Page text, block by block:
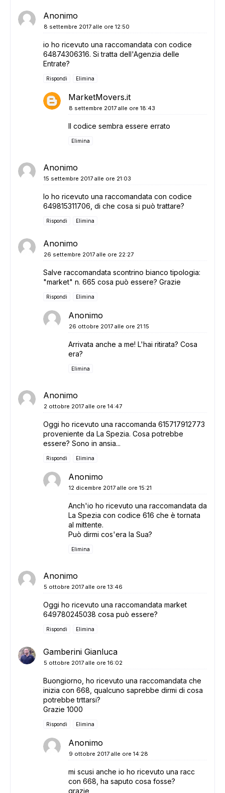
Anonimo
8 settembre 2017 alle ore 12:50
io ho ricevuto una raccomandata con codice
64874306316. Si tratta dell'Agenzia delle
Entrate?
Rispondi Elimina
MarketMovers.it
8 settembre 2017 alle ore 18:43
Il codice sembra essere errato
Elimina
Anonimo
15 settembre 2017 alle ore 21:03
Io ho ricevuto una raccomandata con codice
649815311706, di che cosa si può trattare?
Rispondi Elimina
Anonimo
26 settembre 2017 alle ore 22:27
Salve raccomandata scontrino bianco tipologia:
"market" n. 665 cosa può essere? Grazie
Rispondi Elimina
Anonimo
26 ottobre 2017 alle ore 21:15
Arrivata anche a me! L'hai ritirata? Cosa
era?
Elimina
Anonimo
2 ottobre 2017 alle ore 14:47
Oggi ho ricevuto una raccomanda 615717912773
proveniente da La Spezia. Cosa potrebbe
essere? Sono in ansia...
Rispondi Elimina
Anonimo
12 dicembre 2017 alle ore 15:21
Anch'io ho ricevuto una raccomandata da
La Spezia con codice 616 che è tornata
al mittente.
Può dirmi cos'era la Sua?
Elimina
Anonimo
5 ottobre 2017 alle ore 13:46
Oggi ho ricevuto una raccomandata market
649780245038 cosa può essere?
Rispondi Elimina
Gamberini Gianluca
5 ottobre 2017 alle ore 16:02
Buongiorno, ho ricevuto una raccomandata che
inizia con 668, qualcuno saprebbe dirmi di cosa
potrebbe trttarsi?
Grazie 1000
Rispondi Elimina
Anonimo
9 ottobre 2017 alle ore 14:28
mi scusi anche io ho ricevuto una racc
con 668, ha saputo cosa fosse?
grazie